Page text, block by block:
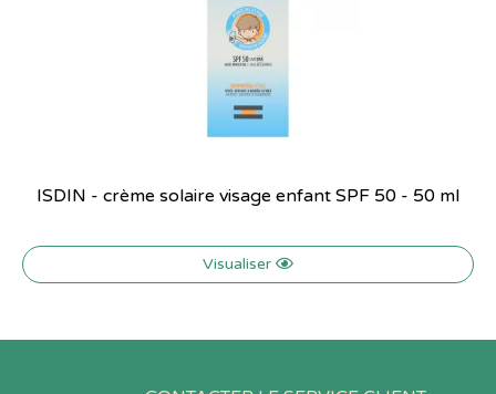
ISDIN - crème solaire visage enfant SPF 50 - 50 ml
Visualiser